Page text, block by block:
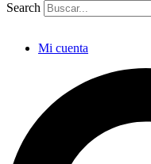
Search
Mi cuenta